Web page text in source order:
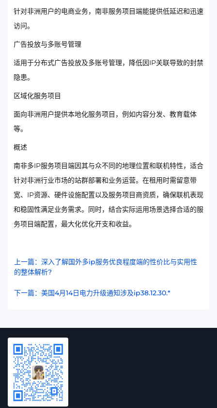
针对非洲用户的电商业务，南非服务项目端能提供低延迟和迅速
访问。
广告投放与多账号管理
适用于分布式广告投放及多账号管理，降低因IP关联导致的封禁
隐患。
区域化服务项目
面向非洲用户提供本地化服务项目，例如内容分发、教育载体
等。
概述
南非多IP服务项目端因其与众不同的地理位置和联机特性，适合
针对非洲行业市场的站群部署和业务运营。在租用时需留意带
宽、IP资源、硬件设施配置以及服务项目商资质，确保联机表现
和稳固性满足业务需求。同时，结合实际运用场景选择合适的服
务项目端配置，最大化优化开支和收益。
上一篇：深入了解国外多ip服务优良程度端的性价比与实用性
的整体解析?
下一篇：美国4月14日电力升级通知涉及ip38.12.30.*